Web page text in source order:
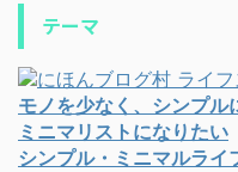
テーマ
モノを少なく、シンプル
ミニマリストになりたい
シンプル・ミニマルライ